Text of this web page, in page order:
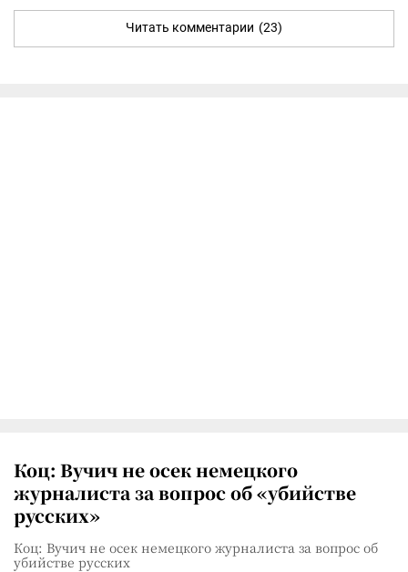
Читать комментарии (23)
Коц: Вучич не осек немецкого
журналиста за вопрос об «убийстве
русских»
Коц: Вучич не осек немецкого журналиста за вопрос об
убийстве русских